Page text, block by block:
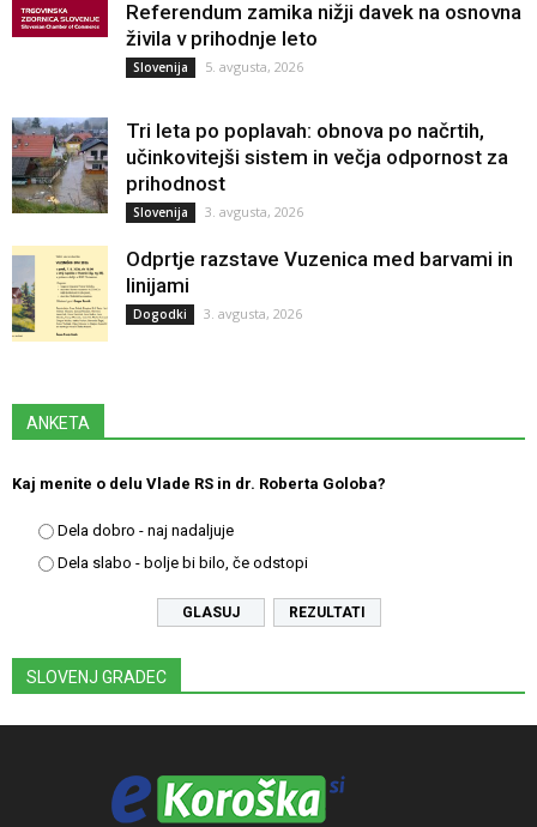
Referendum zamika nižji davek na osnovna
živila v prihodnje leto
Slovenija 5. avgusta, 2026
Tri leta po poplavah: obnova po načrtih,
učinkovitejši sistem in večja odpornost za
prihodnost
Slovenija 3. avgusta, 2026
Odprtje razstave Vuzenica med barvami in
linijami
Dogodki 3. avgusta, 2026
ANKETA
Kaj menite o delu Vlade RS in dr. Roberta Goloba?
Dela dobro - naj nadaljuje
Dela slabo - bolje bi bilo, če odstopi
REZULTATI
SLOVENJ GRADEC